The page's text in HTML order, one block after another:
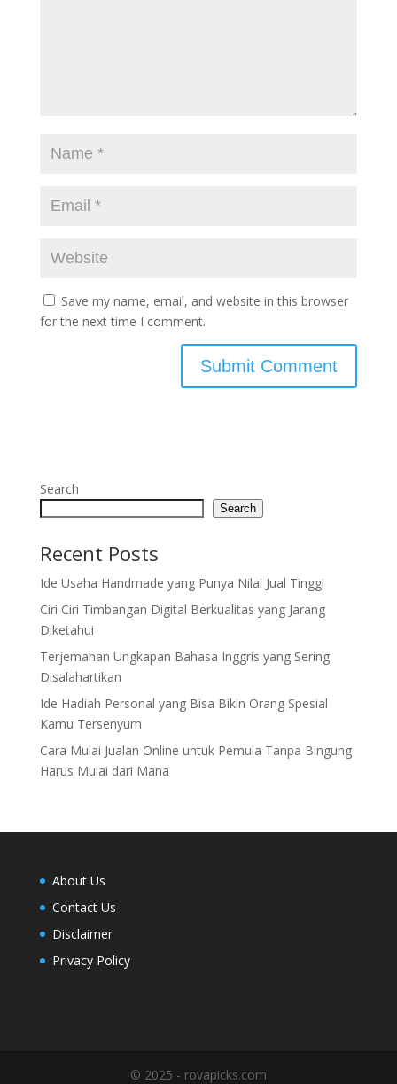
Save my name, email, and website in this browser
for the next time I comment.
Search
Search
Recent Posts
Ide Usaha Handmade yang Punya Nilai Jual Tinggi
Ciri Ciri Timbangan Digital Berkualitas yang Jarang
Diketahui
Terjemahan Ungkapan Bahasa Inggris yang Sering
Disalahartikan
Ide Hadiah Personal yang Bisa Bikin Orang Spesial
Kamu Tersenyum
Cara Mulai Jualan Online untuk Pemula Tanpa Bingung
Harus Mulai dari Mana
About Us
Contact Us
Disclaimer
Privacy Policy
© 2025 - rovapicks.com